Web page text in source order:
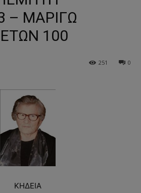
– ΜΑΡΙΓΩ
100
0
251
ΚΗΔΕΙΑ